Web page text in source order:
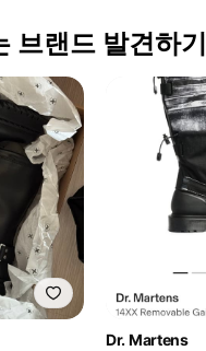
브랜드 발견하기
Dr. Martens